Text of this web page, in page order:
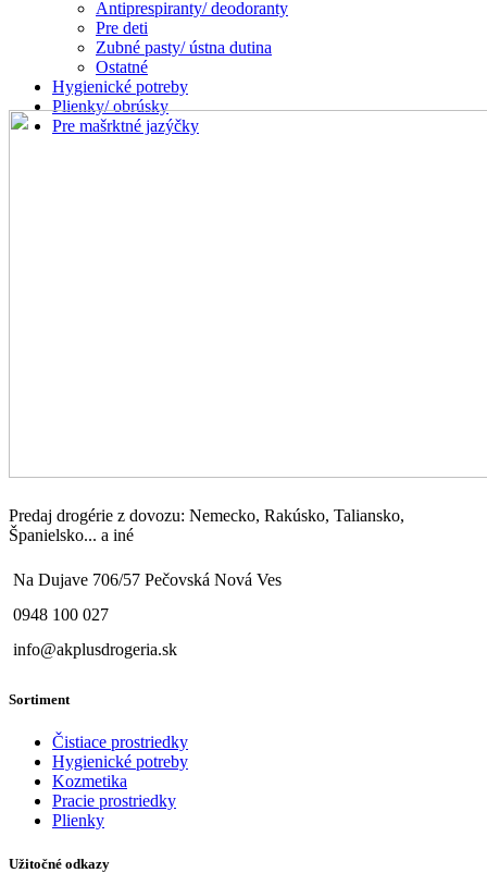
Antiprespiranty/ deodoranty
Pre deti
Zubné pasty/ ústna dutina
Ostatné
Hygienické potreby
Plienky/ obrúsky
Pre mašrktné jazýčky
Predaj drogérie z dovozu: Nemecko, Rakúsko, Taliansko,
Španielsko... a iné
Na Dujave 706/57 Pečovská Nová Ves
0948 100 027
info@akplusdrogeria.sk
Sortiment
Čistiace prostriedky
Hygienické potreby
Kozmetika
Pracie prostriedky
Plienky
Užitočné odkazy